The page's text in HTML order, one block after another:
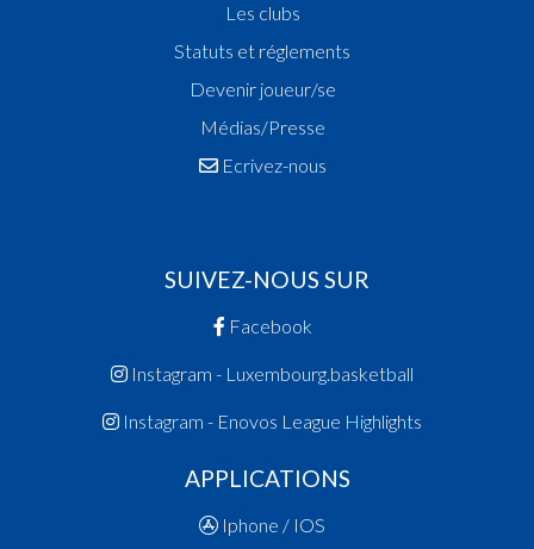
Les clubs
Statuts et réglements
Devenir joueur/se
Médias/Presse
Ecrivez-nous
SUIVEZ-NOUS SUR
Facebook
Instagram - Luxembourg.basketball
Instagram - Enovos League Highlights
APPLICATIONS
Iphone / IOS